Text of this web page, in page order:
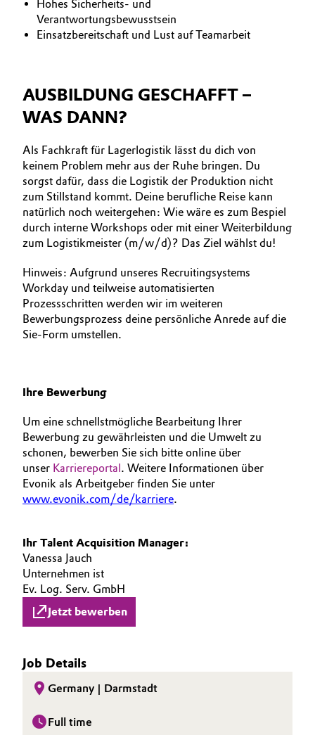
Hohes Sicherheits- und
Verantwortungsbewusstsein
Einsatzbereitschaft und Lust auf Teamarbeit
AUSBILDUNG GESCHAFFT –
WAS DANN?
Als Fachkraft für Lagerlogistik lässt du dich von
keinem Problem mehr aus der Ruhe bringen. Du
sorgst dafür, dass die Logistik der Produktion nicht
zum Stillstand kommt. Deine berufliche Reise kann
natürlich noch weitergehen: Wie wäre es zum Bespiel
durch interne Workshops oder mit einer Weiterbildung
zum Logistikmeister (m/w/d)? Das Ziel wählst du!
Hinweis: Aufgrund unseres Recruitingsystems
Workday und teilweise automatisierten
Prozessschritten werden wir im weiteren
Bewerbungsprozess deine persönliche Anrede auf die
Sie-Form umstellen.
Ihre Bewerbung
Um eine schnellstmögliche Bearbeitung Ihrer
Bewerbung zu gewährleisten und die Umwelt zu
schonen, bewerben Sie sich bitte online über
unser Karriereportal. Weitere Informationen über
Evonik als Arbeitgeber finden Sie unter
www.evonik.com/de/karriere.
Ihr Talent Acquisition Manager:
Vanessa Jauch
Unternehmen ist
Ev. Log. Serv. GmbH
Jetzt bewerben
Job Details
Germany | Darmstadt
Full time